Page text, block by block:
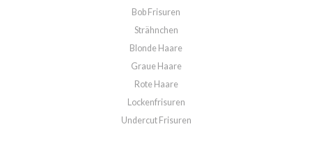
Bob Frisuren
Strähnchen
Blonde Haare
Graue Haare
Rote Haare
Lockenfrisuren
Undercut Frisuren